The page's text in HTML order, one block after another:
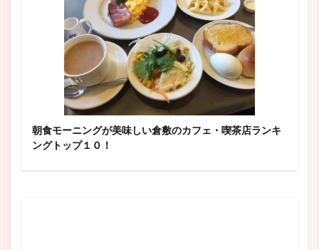
朝食モーニングが美味しい倉敷のカフェ・喫茶店ランキ
ングトップ１０！